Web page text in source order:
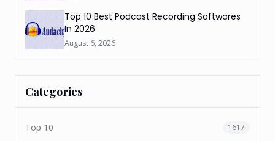
Top 10 Best Podcast Recording Softwares
In 2026
August 6, 2026
Categories
Top 10 1617